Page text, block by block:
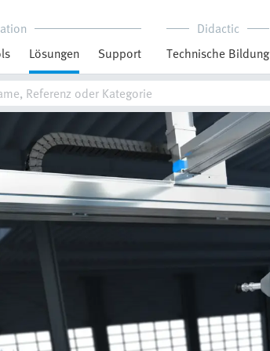
Lösungen Support
Didactic
Technische Bildung